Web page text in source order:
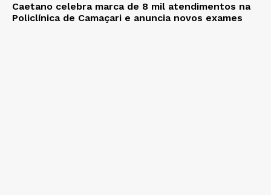
Caetano celebra marca de 8 mil atendimentos na
Policlínica de Camaçari e anuncia novos exames